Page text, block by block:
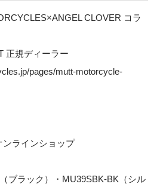
CLOVER コラ
正規ディーラー
pages/mutt-motorcycle-
ラインショップ
ブラック）・MU39SBK-BK（シル